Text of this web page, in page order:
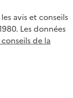
avis et conseils
Les données
de la